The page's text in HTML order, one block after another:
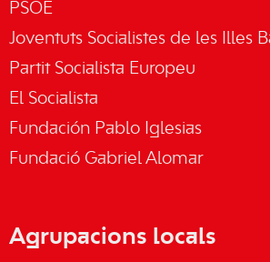
PSOE
Joventuts Socialistes de les Illes
Partit Socialista Europeu
El Socialista
Fundación Pablo Iglesias
Fundació Gabriel Alomar
Agrupacions locals